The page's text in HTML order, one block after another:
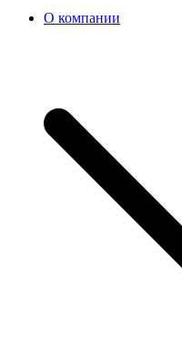
О компании